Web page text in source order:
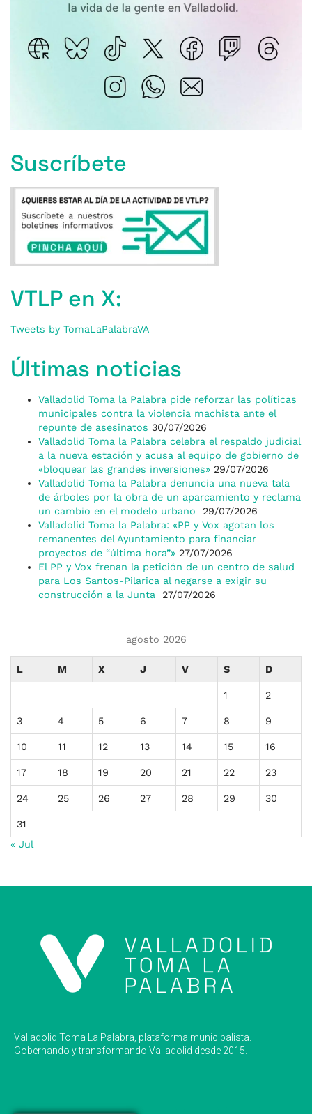
Suscríbete
VTLP en X:
Tweets by TomaLaPalabraVA
Últimas noticias
Valladolid Toma la Palabra pide reforzar las políticas
municipales contra la violencia machista ante el
repunte de asesinatos 30/07/2026
Valladolid Toma la Palabra celebra el respaldo judicial
a la nueva estación y acusa al equipo de gobierno de
«bloquear las grandes inversiones» 29/07/2026
Valladolid Toma la Palabra denuncia una nueva tala
de árboles por la obra de un aparcamiento y reclama
un cambio en el modelo urbano
29/07/2026
Valladolid Toma la Palabra: «PP y Vox agotan los
remanentes del Ayuntamiento para financiar
proyectos de “última hora”» 27/07/2026
El PP y Vox frenan la petición de un centro de salud
para Los Santos-Pilarica al negarse a exigir su
construcción a la Junta
27/07/2026
agosto 2026
L M X J V S D
1 2
3 4 5 6 7 8 9
10 11 12 13 14 15 16
17 18 19 20 21 22 23
24 25 26 27 28 29 30
31
« Jul
Valladolid Toma La Palabra, plataforma municipalista.
Gobernando y transformando Valladolid desde 2015.